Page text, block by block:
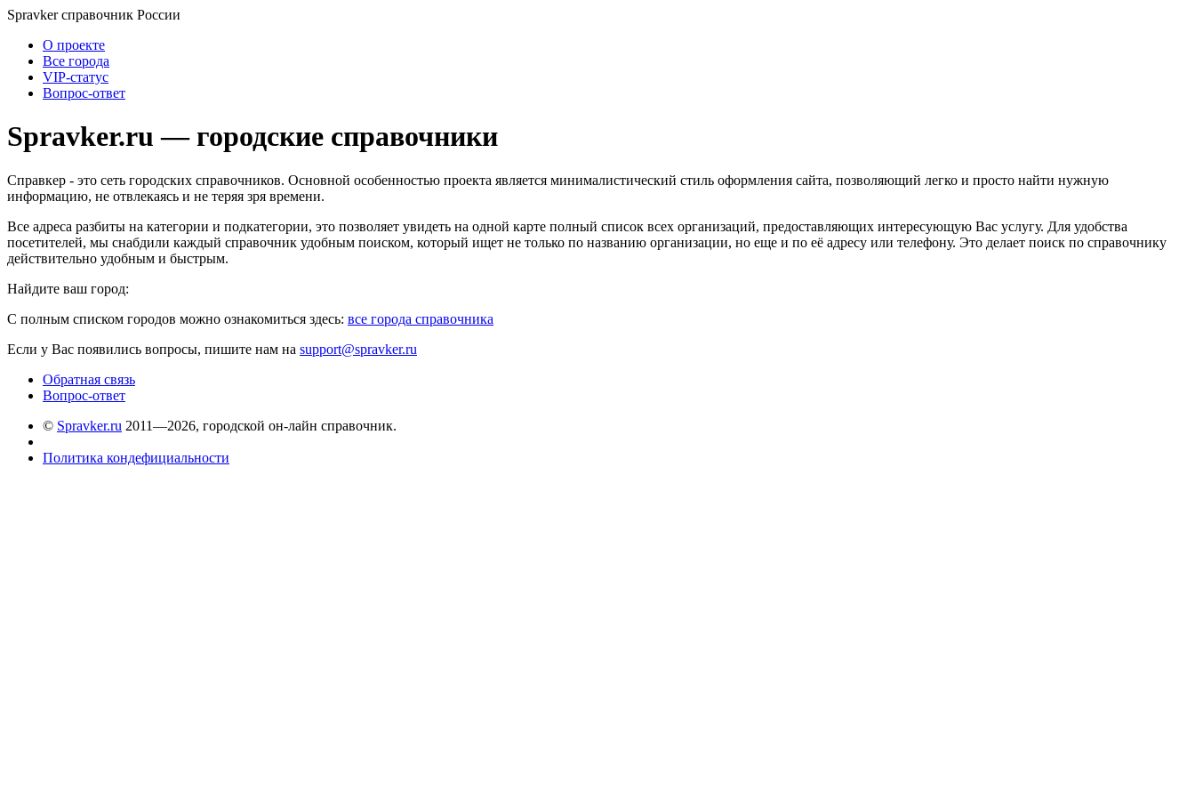
Spravker справочник России
О проекте
Все города
VIP-статус
Вопрос-ответ
Spravker.ru — городские справочники
Справкер - это сеть городских справочников. Основной особенностью проекта является минималистический стиль оформления сайта, позволяющий легко и просто найти нужную
информацию, не отвлекаясь и не теряя зря времени.
Все адреса разбиты на категории и подкатегории, это позволяет увидеть на одной карте полный список всех организаций, предоставляющих интересующую Вас услугу. Для удобства
посетителей, мы снабдили каждый справочник удобным поиском, который ищет не только по названию организации, но еще и по её адресу или телефону. Это делает поиск по справочнику
действительно удобным и быстрым.
Найдите ваш город:
С полным списком городов можно ознакомиться здесь: все города справочника
Если у Вас появились вопросы, пишите нам на support@spravker.ru
Обратная связь
Вопрос-ответ
© Spravker.ru 2011—2026, городской он-лайн справочник.
Политика кондефициальности